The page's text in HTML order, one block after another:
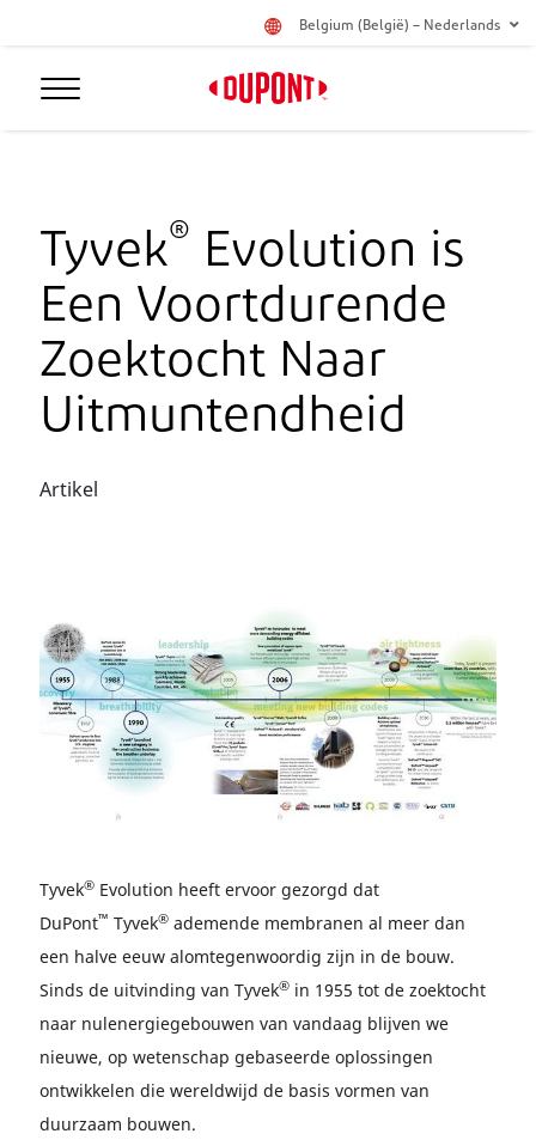
Belgium (België) – Nederlands
Tyvek® Evolution is
Een Voortdurende
Zoektocht Naar
Uitmuntendheid
Artikel
Tyvek® Evolution heeft ervoor gezorgd dat
DuPont™ Tyvek® ademende membranen al meer dan
een halve eeuw alomtegenwoordig zijn in de bouw.
Sinds de uitvinding van Tyvek® in 1955 tot de zoektocht
naar nulenergiegebouwen van vandaag blijven we
nieuwe, op wetenschap gebaseerde oplossingen
ontwikkelen die wereldwijd de basis vormen van
duurzaam bouwen.